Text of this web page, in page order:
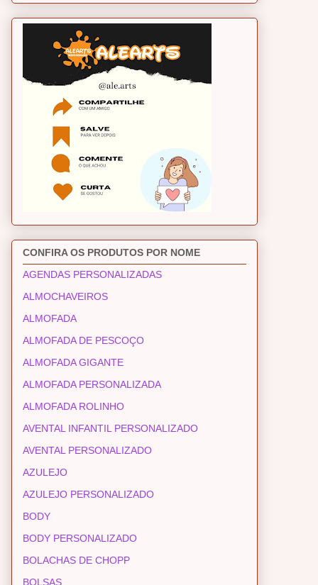
CONFIRA OS PRODUTOS POR NOME
AGENDAS PERSONALIZADAS
ALMOCHAVEIROS
ALMOFADA
ALMOFADA DE PESCOÇO
ALMOFADA GIGANTE
ALMOFADA PERSONALIZADA
ALMOFADA ROLINHO
AVENTAL INFANTIL PERSONALIZADO
AVENTAL PERSONALIZADO
AZULEJO
AZULEJO PERSONALIZADO
BODY
BODY PERSONALIZADO
BOLACHAS DE CHOPP
BOLSAS